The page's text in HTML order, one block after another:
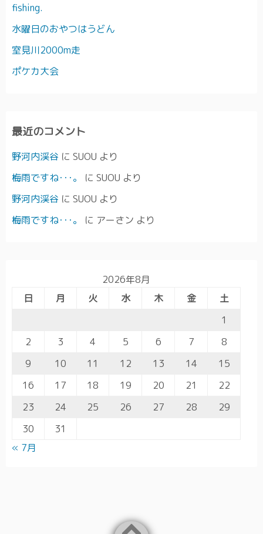
fishing.
水曜日のおやつはうどん
室見川2000m走
ポケカ大会
最近のコメント
野河内渓谷 に SUOU より
梅雨ですね･･･。
に SUOU より
野河内渓谷 に SUOU より
梅雨ですね･･･。
に アーさン より
2026年8月
日
月 火 水 木 金
土
1
2
3 4 5 6 7
8
9
10 11 12 13 14
15
16
17 18 19 20 21
22
23
24 25 26 27 28
29
30
31
« 7月